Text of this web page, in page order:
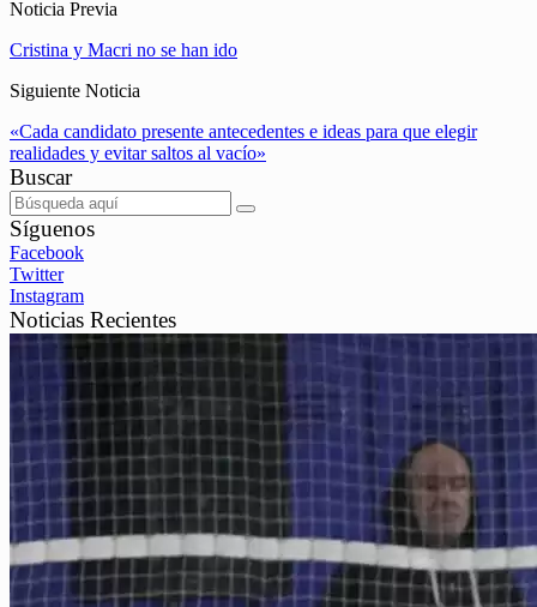
Noticia Previa
Cristina y Macri no se han ido
Siguiente Noticia
«Cada candidato presente antecedentes e ideas para que elegir
realidades y evitar saltos al vacío»
Buscar
Síguenos
Facebook
Twitter
Instagram
Noticias Recientes